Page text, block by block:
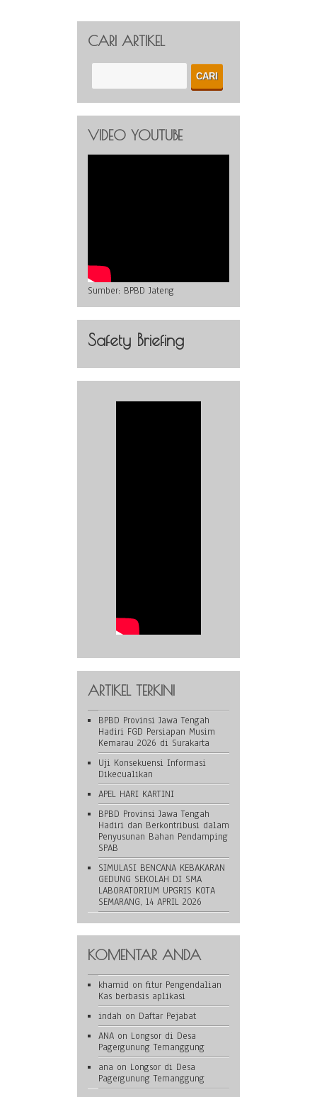
CARI ARTIKEL
VIDEO YOUTUBE
Sumber: BPBD Jateng
Safety Briefing
ARTIKEL TERKINI
BPBD Provinsi Jawa Tengah
Hadiri FGD Persiapan Musim
Kemarau 2026 di Surakarta
Uji Konsekuensi Informasi
Dikecualikan
APEL HARI KARTINI
BPBD Provinsi Jawa Tengah
Hadiri dan Berkontribusi dalam
Penyusunan Bahan Pendamping
SPAB
SIMULASI BENCANA KEBAKARAN
GEDUNG SEKOLAH DI SMA
LABORATORIUM UPGRIS KOTA
SEMARANG, 14 APRIL 2026
KOMENTAR ANDA
khamid on fitur Pengendalian
Kas berbasis aplikasi
indah on Daftar Pejabat
ANA on Longsor di Desa
Pagergunung Temanggung
ana on Longsor di Desa
Pagergunung Temanggung